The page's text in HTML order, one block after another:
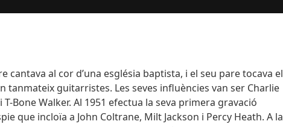
cantava al cor d’una església baptista, i el seu pare tocava el
tanmateix guitarristes. Les seves influències van ser Charlie
Bone Walker. Al 1951 efectua la seva primera gravació
que incloïa a John Coltrane, Milt Jackson i Percy Heath. A la